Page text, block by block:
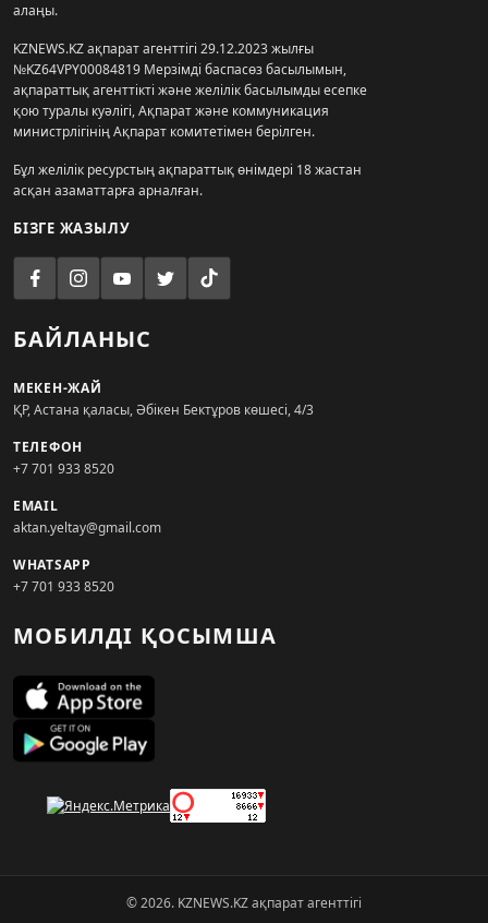
алаңы.
KZNEWS.KZ ақпарат агенттігі 29.12.2023 жылғы
№KZ64VPY00084819 Мерзімді баспасөз басылымын,
ақпараттық агенттікті және желілік басылымды есепке
қою туралы куәлігі, Ақпарат және коммуникация
министрлігінің Ақпарат комитетімен берілген.
Бұл желілік ресурстың ақпараттық өнімдері 18 жастан
асқан азаматтарға арналған.
БІЗГЕ ЖАЗЫЛУ
БАЙЛАНЫС
МЕКЕН-ЖАЙ
ҚР, Астана қаласы, Әбікен Бектұров көшесі, 4/3
ТЕЛЕФОН
+7 701 933 8520
EMAIL
aktan.yeltay@gmail.com
WHATSAPP
+7 701 933 8520
МОБИЛДІ ҚОСЫМША
© 2026. KZNEWS.KZ ақпарат агенттігі